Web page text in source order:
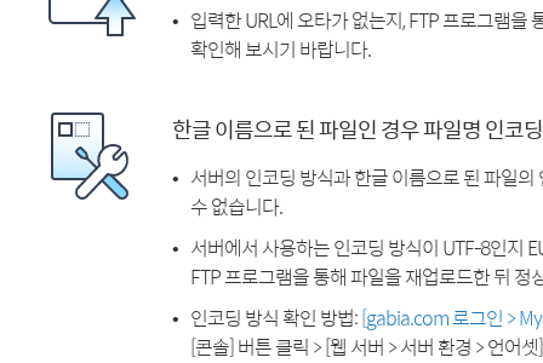
입력한 URL에 오타가 없는지, FTP 프로그램
확인해 보시기 바랍니다.
한글 이름으로 된 파일인 경우 파일명 인코
서버의 인코딩 방식과 한글 이름으로 된 파일
수 없습니다.
서버에서 사용하는 인코딩 방식이 UTF-8인지
FTP 프로그램을 통해 파일을 재업로드한 뒤
인코딩 방식 확인 방법:[gabia.com 로그인 >
[콘솔] 버튼 클릭 > [웹 서버 > 서버 환경 > 언어